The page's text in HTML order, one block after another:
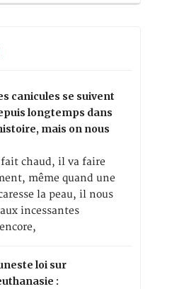
canicules se suivent
longtemps dans
mais on nous
chaud, il va faire
même quand une
la peau, il nous
incessantes
loi sur
: